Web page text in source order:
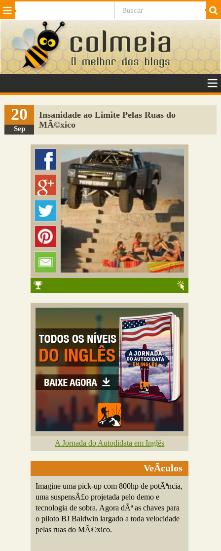
Beleza Cinema e TV
Internet Jogos NotÃ­cias SaÃºde
VeÃ­culos Adulto
Sugerir Link
Adicionar Blog
Colmeia Exchange
Perguntas Frequentes
20
Sep
Insanidade ao Limite Pelas Ruas do
MÃ©xico
A Jornada do Autodidata em Inglês
VeÃ­culos
Imagine uma pick-up com 800hp de potÃªncia,
uma suspensÃ£o projetada pelo demo e
tecnologia de sobra. Agora dÃª as chaves para
o piloto BJ Baldwin largado a toda velocidade
pelas ruas do MÃ©xico.